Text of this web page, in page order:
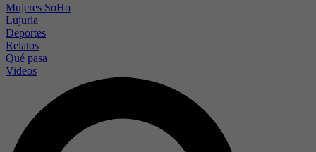
Mujeres SoHo
Lujuria
Deportes
Relatos
Qué pasa
Videos